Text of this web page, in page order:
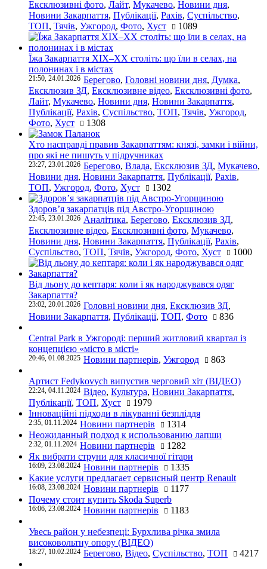
Ексклюзивні фото, Лайт, Мукачево, Новини дня,
Новини Закарпаття, Публікації, Рахів, Суспільство,
ТОП, Тячів, Ужгород, Фото, Хуст 1089
Їжа Закарпаття ХІХ–ХХ століть: що їли в селах, на
полонинах і в містах
21:50, 24.01.2026 Берегово, Головні новини дня, Думка,
Ексклюзив ЗД, Ексклюзивне відео, Ексклюзивні фото,
Лайт, Мукачево, Новини дня, Новини Закарпаття,
Публікації, Рахів, Суспільство, ТОП, Тячів, Ужгород,
Фото, Хуст 1308
Хто насправді правив Закарпаттям: князі, замки і війни,
про які не пишуть у підручниках
23:27, 23.01.2026 Берегово, Влада, Ексклюзив ЗД, Мукачево,
Новини дня, Новини Закарпаття, Публікації, Рахів,
ТОП, Ужгород, Фото, Хуст 1302
Здоров’я закарпатців під Австро-Угорщиною
22:45, 23.01.2026 Аналітика, Берегово, Ексклюзив ЗД,
Ексклюзивне відео, Ексклюзивні фото, Мукачево,
Новини дня, Новини Закарпаття, Публікації, Рахів,
Суспільство, ТОП, Тячів, Ужгород, Фото, Хуст 1000
Від льону до кептаря: коли і як народжувався одяг
Закарпаття?
23:02, 20.01.2026 Головні новини дня, Ексклюзив ЗД,
Новини Закарпаття, Публікації, ТОП, Фото 836
Central Park в Ужгороді: перший житловий квартал із
концепцією «місто в місті»
20:46, 01.08.2025 Новини партнерів, Ужгород 863
Артист Fedykovych випустив черговий хіт (ВІДЕО)
22:24, 04.11.2024 Відео, Культура, Новини Закарпаття,
Публікації, ТОП, Хуст
1979
Інноваційні підходи в лікуванні безпліддя
2:35, 01.11.2024 Новини партнерів
1314
Неожиданный подход к использованию лапши
2:32, 01.11.2024 Новини партнерів
1282
Як вибрати струни для класичної гітари
16:09, 23.08.2024 Новини партнерів
1335
Какие услуги предлагает сервисный центр Renault
16:08, 23.08.2024 Новини партнерів
1177
Почему стоит купить Skoda Superb
16:06, 23.08.2024 Новини партнерів 1183
Увесь район у небезпеці: Бурхлива річка змила
високовольтну опору (ВІДЕО)
18:27, 10.02.2024 Берегово, Відео, Суспільство, ТОП 4217